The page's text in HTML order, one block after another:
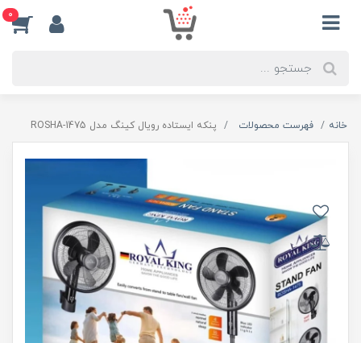
0
خانه فهرست محصولات پنکه ایستاده رویال کینگ مدل ROSHA-1475